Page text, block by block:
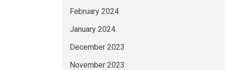
February 2024
January 2024
December 2023
November 2023